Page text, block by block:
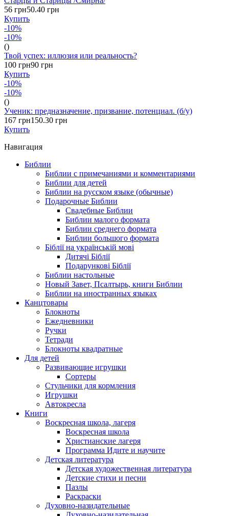
56 грн50.40 грн
Купить
-10%
-10%
()
Твой успех: иллюзия или реальность?
100 грн90 грн
Купить
-10%
-10%
()
Ученик: предназначение, призвание, потенциал. (б/у)
167 грн150.30 грн
Купить
Навигация
Библии
Библии с примечаниями и комментариями
Библии для детей
Библии на русском языке (обычные)
Подарочные Библии
Свадебные Библии
Библии малого формата
Библии среднего формата
Библии большого формата
Біблії на українській мові
Дитячі Біблії
Подарункові Біблії
Библии настольные
Новый Завет, Псалтырь, книги Библии
Библии на иностранных языках
Канцтовары
Блокноты
Ежедневники
Ручки
Тетради
Блокноты квадратные
Для детей
Развивающие игрушки
Сортеры
Стульчики для кормления
Игрушки
Автокресла
Книги
Воскресная школа, лагеря
Воскресная школа
Христианские лагеря
Программа Идите и научите
Детская литература
Детская художественная литература
Детские стихи и песни
Пазлы
Раскраски
Духовно-назидательные